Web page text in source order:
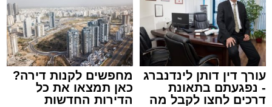
עורך דין דותן לינדנברג
- נפגעתם בתאונת
דרכים לחצו לקבל מה
מחפשים לקנות דירה?
כאן תמצאו את כל
הדירות החדשות